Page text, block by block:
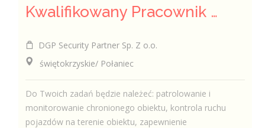
Kwalifikowany Pracownik / Kwalifikowana Pracowniczka Ochrony
DGP Security Partner Sp. Z o.o.
świętokrzyskie/ Połaniec
Do Twoich zadań będzie należeć: patrolowanie i
monitorowanie chronionego obiektu, kontrola ruchu
pojazdów na terenie obiektu, zapewnienie